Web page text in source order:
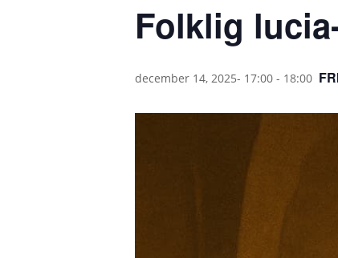
Folklig
december 14, 2025- 17:00 - 18:00